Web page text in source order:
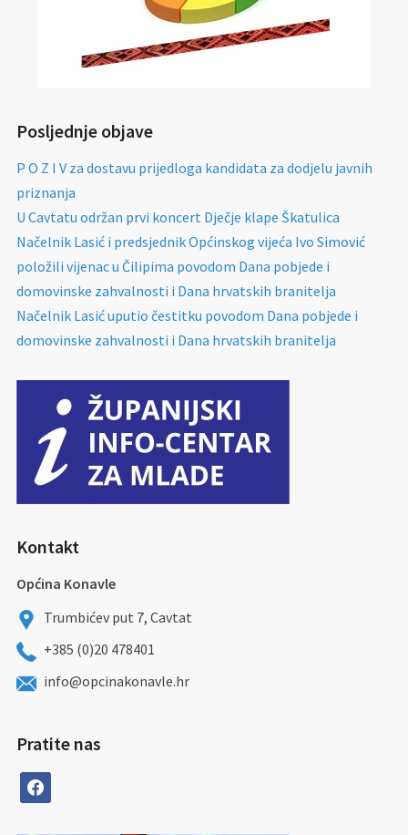
Posljednje objave
P O Z I V za dostavu prijedloga kandidata za dodjelu javnih
priznanja
U Cavtatu održan prvi koncert Dječje klape Škatulica
Načelnik Lasić i predsjednik Općinskog vijeća Ivo Simović
položili vijenac u Čilipima povodom Dana pobjede i
domovinske zahvalnosti i Dana hrvatskih branitelja
Načelnik Lasić uputio čestitku povodom Dana pobjede i
domovinske zahvalnosti i Dana hrvatskih branitelja
Kontakt
Općina Konavle
Trumbićev put 7, Cavtat
+385 (0)20 478401
info@opcinakonavle.hr
Pratite nas
facebook